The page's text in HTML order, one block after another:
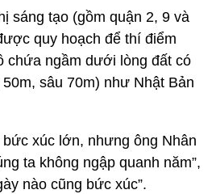
sáng tạo (gồm quận 2, 9 và
quy hoạch để thí điểm
chứa ngầm dưới lòng đất có
sâu 70m) như Nhật Bản
xúc lớn, nhưng ông Nhân
ta không ngập quanh năm”,
nào cũng bức xúc”.